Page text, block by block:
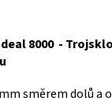
8000 - Trojsklo
směrem dolů a